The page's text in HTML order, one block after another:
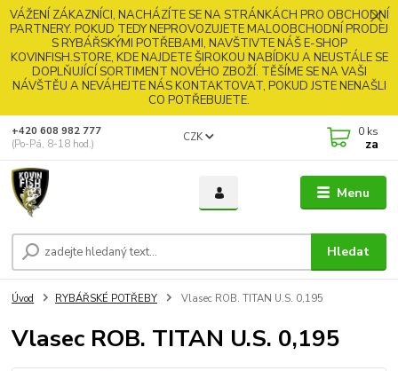
VÁŽENÍ ZÁKAZNÍCI, NACHÁZÍTE SE NA STRÁNKÁCH PRO OBCHODNÍ
PARTNERY. POKUD TEDY NEPROVOZUJETE MALOOBCHODNÍ PRODEJ
S RYBÁŘSKÝMI POTŘEBAMI, NAVŠTIVTE NÁŠ E-SHOP
KOVINFISH.STORE, KDE NAJDETE ŠIROKOU NABÍDKU A NEUSTÁLE SE
DOPLŇUJÍCÍ SORTIMENT NOVÉHO ZBOŽÍ. TĚŠÍME SE NA VAŠI
NÁVŠTĚU A NEVÁHEJTE NÁS KONTAKTOVAT, POKUD JSTE NENAŠLI
CO POTŘEBUJETE.
Menu
CZK
Hledat
+420 608 982 777
(Po-Pá, 8-18 hod.)
0 ks
za
Úvod RYBÁŘSKÉ POTŘEBY Vlasec ROB. TITAN U.S. 0,195
Vlasec ROB. TITAN U.S. 0,195